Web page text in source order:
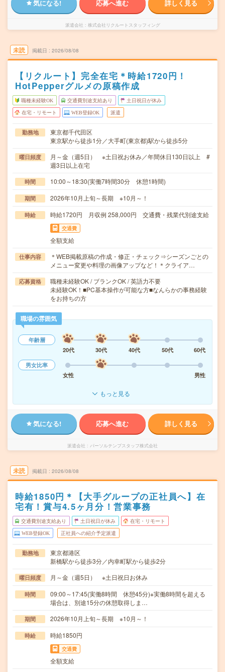
気になる! 応募へ進む 詳しく見る
派遣会社 株式会社リクルートスタッフィング
未読 掲載日 2026/08/08
【リクルート】完全在宅＊時給1720円！
HotPepperグルメの原稿作成
職種未経験OK 交通費別途支給あり 土日祝日が休み
在宅・リモート WEB登録OK 派遣
勤務地
東京都千代田区
東京駅から徒歩1分／大手町(東京都)駅から徒歩5分
曜日頻度
月～金（週5日） ※土日祝お休み／年間休日130日以上 #
週3日以上在宅
時間 10:00～18:30(実働7時間30分 休憩1時間)
期間 2026年10月上旬～長期 ※10月～！
時給 時給1720円 月収例 258,000円 交通費・残業代別途支給
交通費
全額支給
仕事内容
＊WEB掲載原稿の作成・修正・チェック⇒シーズンごとの
メニュー変更や料理の画像アップなど！＊クライア…
応募資格
職種未経験OK / ブランクOK / 英語力不要
未経験OK！■PC基本操作が可能な方■なんらかの事務経験
をお持ちの方
職場の雰囲気
年齢層
20代
30代 40代 50代
60代
男女比率
女性
男性
もっと見る
気になる! 応募へ進む 詳しく見る
派遣会社 パーソルテンプスタッフ株式会社
未読 掲載日 2026/08/08
時給1850円＊【大手グループの正社員へ】在
宅有！賞与4.5ヶ月分！営業事務
交通費別途支給あり 土日祝日が休み 在宅・リモート
WEB登録OK 正社員への紹介予定派遣
勤務地
東京都港区
新橋駅から徒歩3分／内幸町駅から徒歩2分
曜日頻度 月～金（週5日） ※土日祝日お休み
時間
09:00～17:45(実働8時間 休憩45分)※実働8時間を超える
場合は、別途15分の休憩取得しま…
期間 2026年10月上旬～長期 ※10月～！
時給 時給1850円
交通費
全額支給